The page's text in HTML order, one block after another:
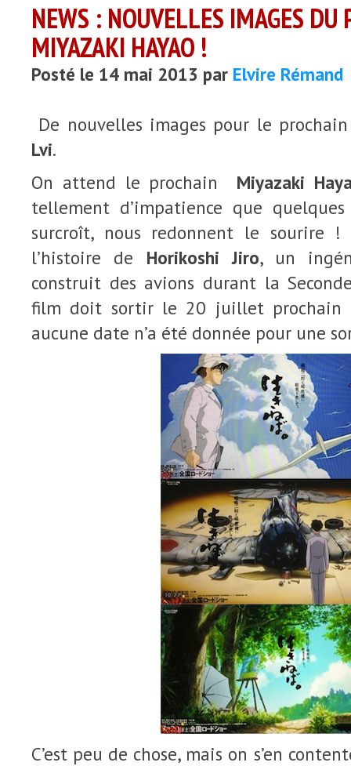
NEWS : NOUVELLES IMAGES DU
MIYAZAKI HAYAO !
Posté le 14 mai 2013 par Elvire Rémand
De nouvelles images pour le
Lvi.
On attend le prochain
Miyazaki
tellement d’impatience que
surcroît, nous redonnent le sourire !
l’histoire de Horikoshi Jiro, un
construit des avions durant la
film doit sortir le 20 juillet prochain
aucune date n’a été donnée pour une
C’est peu de chose, mais on s’en